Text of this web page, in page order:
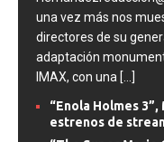
una vez más nos
directores de su
adaptación
[...]
“Enola Holmes 3”,
estrenos de